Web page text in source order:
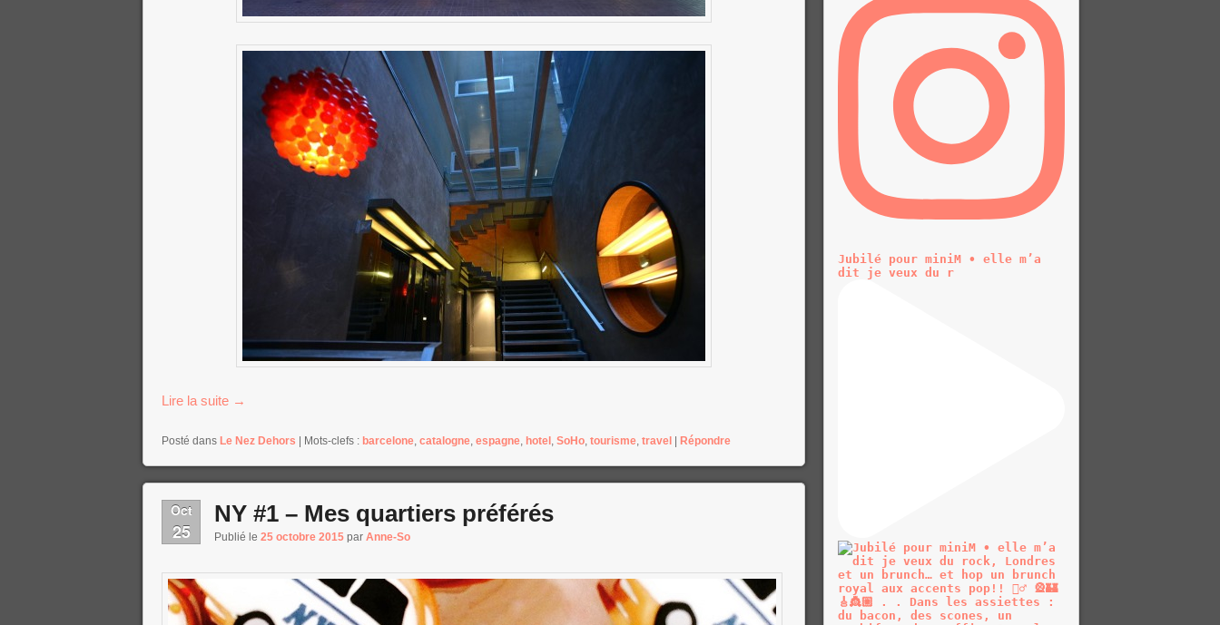
Lire la suite →
Posté dans Le Nez Dehors Mots-clefs : barcelone, catalogne, espagne, hotel , SoHo, tourisme, travel Répondre
Oct
25
NY #1 – Mes quartiers préférés
Publié le 25 octobre 2015 par Anne-So
Jubilé pour miniM • elle m’a
dit je veux du r